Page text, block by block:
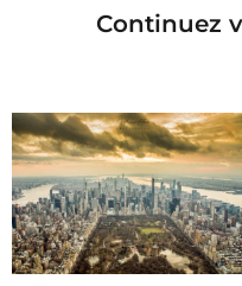
Continuez